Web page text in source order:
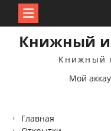
Книжный
Книжный
Мой
Главная